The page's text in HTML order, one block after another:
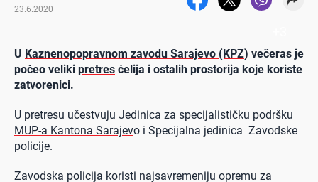
23.6.2020
U Kaznenopopravnom zavodu Sarajevo (KPZ) večeras je
počeo veliki pretres ćelija i ostalih prostorija koje koriste
zatvorenici.
U pretresu učestvuju Jedinica za specijalističku podršku
MUP-a Kantona Sarajevo i Specijalna jedinica Zavodske
policije.
Zavodska policija koristi najsavremeniju opremu za